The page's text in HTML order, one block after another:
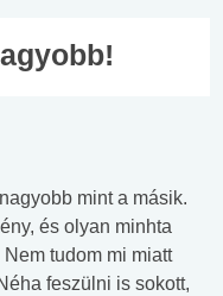
mint a másik.
és olyan minhta
tudom mi miatt
feszülni is sokott,